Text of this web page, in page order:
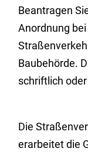
Beantragen
Anordnung
Baubehörde.
schriftlich
Die
erarbeitet die